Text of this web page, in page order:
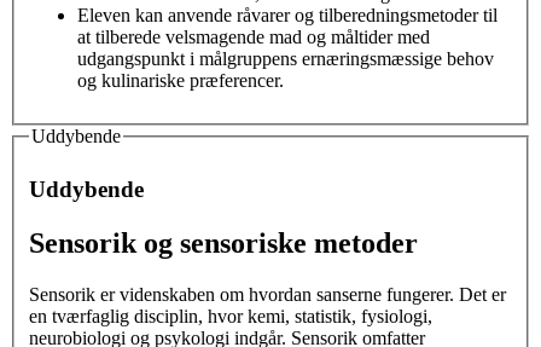
Eleven kan anvende råvarer og tilberedningsmetoder til
at tilberede velsmagende mad og måltider med
udgangspunkt i målgruppens ernæringsmæssige behov
og kulinariske præferencer.
Uddybende
Uddybende
Sensorik og sensoriske metoder
Sensorik er videnskaben om hvordan sanserne fungerer. Det er
en tværfaglig disciplin, hvor kemi, statistik, fysiologi,
neurobiologi og psykologi indgår. Sensorik omfatter